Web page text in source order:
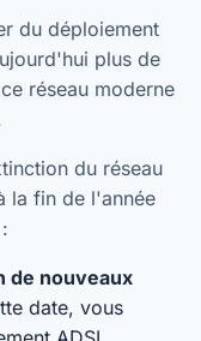
du déploiement
plus de
réseau moderne
du réseau
la fin de l'année
de nouveaux
date, vous